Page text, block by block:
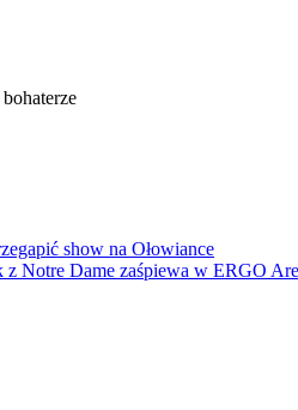
show na Ołowiance
Notre Dame zaśpiewa w ERGO